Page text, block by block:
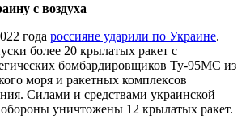
с воздуха
года россияне ударили по Украине.
более 20 крылатых ракет с
бомбардировщиков Ту-95МС из
моря и ракетных комплексов
Силами и средствами украинской
уничтожены 12 крылатых ракет.